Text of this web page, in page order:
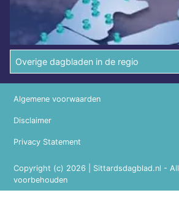
Overige dagbladen in de regio
Copyright (c) 2026 | Sittardsdagblad.nl -
voorbehouden
Algemene voorwaarden
Disclaimer
Privacy Statement